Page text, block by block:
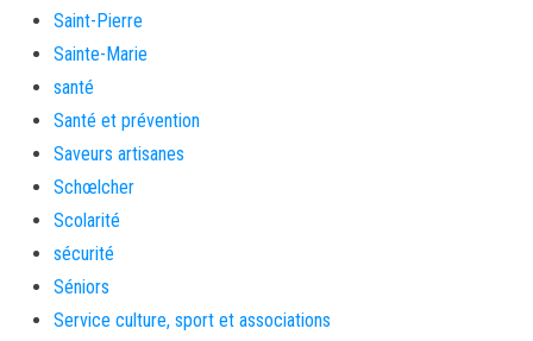
Saint-Pierre
Sainte-Marie
santé
Santé et prévention
Saveurs artisanes
Schœlcher
Scolarité
sécurité
Séniors
Service culture, sport et associations